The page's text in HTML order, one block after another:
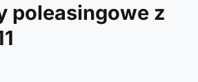
poleasingowe z